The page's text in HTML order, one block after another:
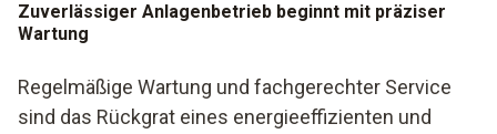
Zuverlässiger Anlagenbetrieb beginnt mit präziser
Wartung
Regelmäßige Wartung und fachgerechter Service
sind das Rückgrat eines energieeffizienten und